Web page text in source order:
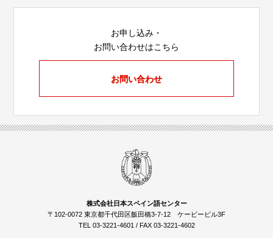
お申し込み・
お問い合わせはこちら
お問い合わせ
株式会社日本スペイン語センター
〒102-0072 東京都千代田区飯田橋3-7-12 ケービービル3F
TEL 03-3221-4601 / FAX 03-3221-4602